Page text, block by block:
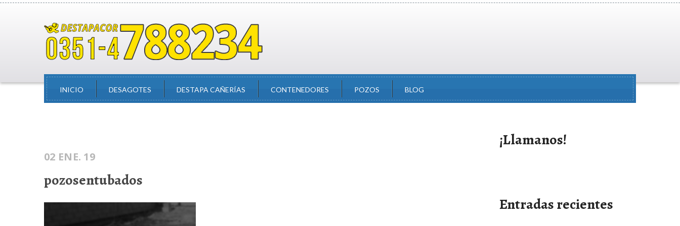
INICIO DESAGOTES DESTAPA CAÑERÍAS CONTENEDORES POZOS BLOG
02 ENE. 19
pozosentubados
¡Llamanos!
Entradas recientes